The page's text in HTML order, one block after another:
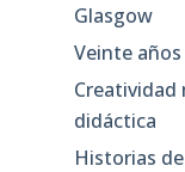
Glasgow
Veinte
didáctica
Historias